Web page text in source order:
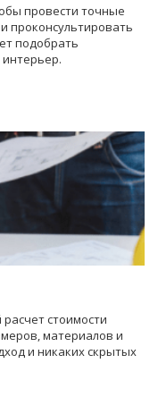
провести точные
проконсультировать
подобрать
стоимости
материалов и
и никаких скрытых